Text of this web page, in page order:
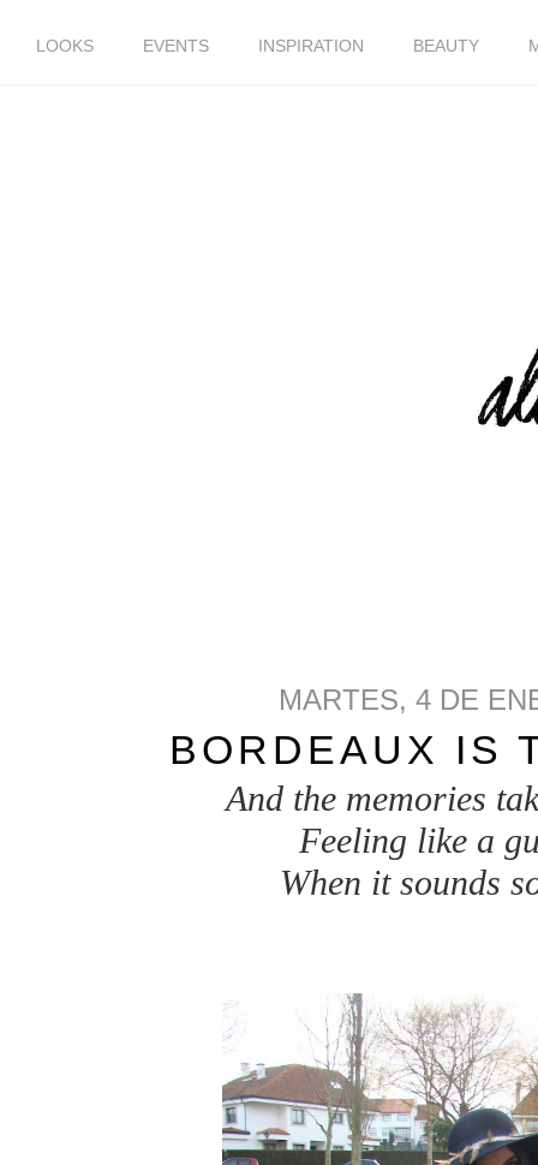
LOOKS EVENTS INSPIRATION BEAUTY
MARTES, 4 DE
BORDEAUX IS
And the memories
Feeling like a
When it sounds